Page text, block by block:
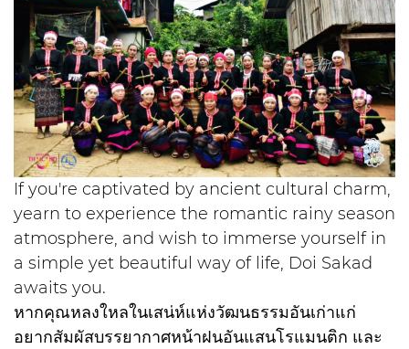
If you're captivated by ancient cultural charm,
yearn to experience the romantic rainy season
atmosphere, and wish to immerse yourself in
a simple yet beautiful way of life, Doi Sakad
awaits you.
หากคุณหลงใหลในเสน่ห์แห่งวัฒนธรรมอันเก่าแก่
อยากสัมผัสบรรยากาศหน้าฝนอันแสนโรแมนติก และ